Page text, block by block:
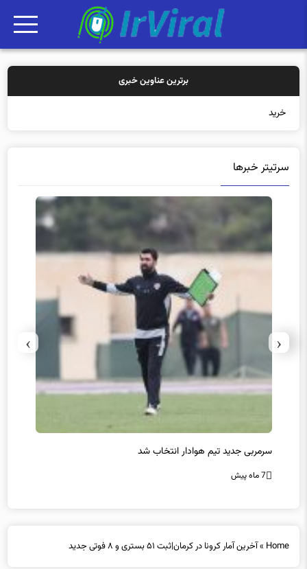
برترین عناوین خبری
خرید بیمه: سن
سرتیتر خبرها
سرمربی جدید تیم هوادار انتخاب شد
7 ماه پیش
‹
›
Home
»آخرین آمار کرونا در کرمان|ثبت ۵۱ بستری و ۸ فوتی جدید